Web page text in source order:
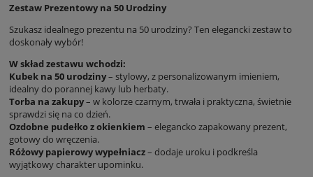
Zestaw Prezentowy na 50 Urodziny
Szukasz idealnego prezentu na 50 urodziny? Ten elegancki zestaw to
doskonały wybór!
W skład zestawu wchodzi:
Kubek na 50 urodziny– stylowy, z personalizowanym imieniem,
idealny do porannej kawy lub herbaty.
Torba na zakupy– w kolorze czarnym, trwała i praktyczna, świetnie
sprawdzi się na co dzień.
Ozdobne pudełko z okienkiem – elegancko zapakowany prezent,
gotowy do wręczenia.
Różowy papierowy wypełniacz– dodaje uroku i podkreśla
wyjątkowy charakter upominku.